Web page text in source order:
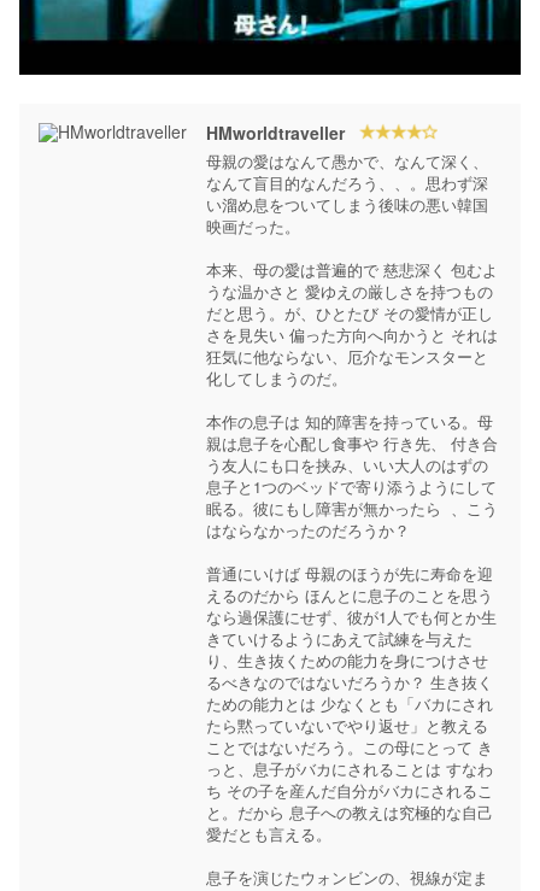
HMworldtraveller
母親の愛はなんて愚かで、なんて深く、
なんて盲目的なんだろう、、。思わず深
い溜め息をついてしまう後味の悪い韓国
映画だった。
本来、母の愛は普遍的で 慈悲深く 包むよ
うな温かさと 愛ゆえの厳しさを持つもの
だと思う。が、ひとたび その愛情が正し
さを見失い 偏った方向へ向かうと それは
狂気に他ならない、厄介なモンスターと
化してしまうのだ。
本作の息子は 知的障害を持っている。母
親は息子を心配し食事や 行き先、 付き合
う友人にも口を挟み、いい大人のはずの
息子と1つのベッドで寄り添うようにして
眠る。彼にもし障害が無かったら  、こう
はならなかったのだろうか？
普通にいけば 母親のほうが先に寿命を迎
えるのだから ほんとに息子のことを思う
なら過保護にせず、彼が1人でも何とか生
きていけるようにあえて試練を与えた
り、生き抜くための能力を身につけさせ
るべきなのではないだろうか？ 生き抜く
ための能力とは 少なくとも「バカにされ
たら黙っていないでやり返せ」と教える
ことではないだろう。この母にとって き
っと、息子がバカにされることは すなわ
ち その子を産んだ自分がバカにされるこ
と。だから 息子への教えは究極的な自己
愛だとも言える。
息子を演じたウォンビンの、視線が定ま